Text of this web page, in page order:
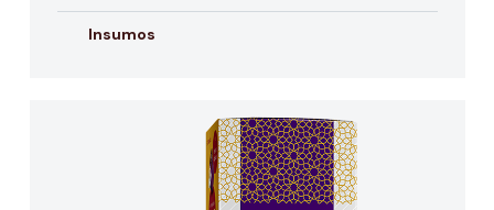
Insumos